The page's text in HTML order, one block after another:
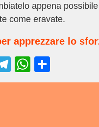
appena
come eravate.
apprezzare lo
T
el
W
h
o